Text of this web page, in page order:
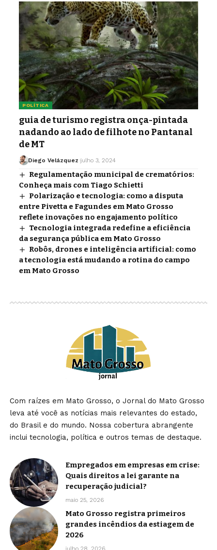
POLÍTICA
guia de turismo registra onça-pintada
nadando ao lado de filhote no Pantanal
de MT
Diego Velázquez julho 3, 2024
Regulamentação municipal de crematórios:
Conheça mais com Tiago Schietti
Polarização e tecnologia: como a disputa
entre Pivetta e Fagundes em Mato Grosso
reflete inovações no engajamento político
Tecnologia integrada redefine a eficiência
da segurança pública em Mato Grosso
Robôs, drones e inteligência artificial: como
a tecnologia está mudando a rotina do campo
em Mato Grosso
Com raízes em Mato Grosso, o Jornal do Mato Grosso
leva até você as notícias mais relevantes do estado,
do Brasil e do mundo. Nossa cobertura abrangente
inclui tecnologia, política e outros temas de destaque.
Empregados em empresas em crise:
Quais direitos a lei garante na
recuperação judicial?
maio 25, 2026
Mato Grosso registra primeiros
grandes incêndios da estiagem de
2026
julho 28, 2026